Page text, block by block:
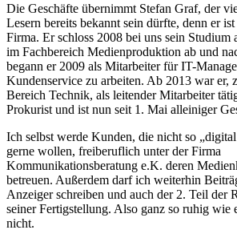
Die Geschäfte übernimmt Stefan Graf, der
Lesern bereits bekannt sein dürfte, denn er
Firma. Er schloss 2008 bei uns sein
im Fachbereich Medienproduktion ab und
begann er 2009 als Mitarbeiter für IT-
Kundenservice zu arbeiten. Ab 2013 war er,
Bereich Technik, als leitender Mitarbeiter
Prokurist und ist nun seit 1. Mai alleiniger
Ich selbst werde Kunden, die nicht so
gerne wollen, freiberuflich unter der Firma
Kommunikationsberatung e.K. deren
betreuen. Außerdem darf ich weiterhin
Anzeiger schreiben und auch der 2. Teil der
seiner Fertigstellung. Also ganz so ruhig wie
nicht.